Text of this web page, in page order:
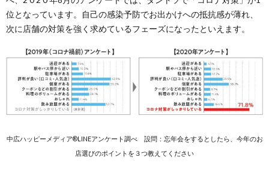
位となっています。自己の感染予防でお出かけへの抵抗感が薄れ、
次に店舗の対策を強く求めているフェーズになったといえます。
中広ハッピーメディア®LINEアンケート調べ 設問：忘年会をするとしたら、今年のお
店選びのポイントを３つ教えてください